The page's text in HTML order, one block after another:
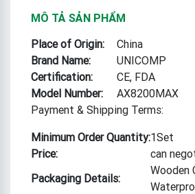
MÔ TẢ SẢN PHẨM
Place of Origin:
China
Brand Name:
UNICOMP
Certification:
CE, FDA
Model Number:
AX8200MAX
Payment & Shipping Terms:
Minimum Order Quantity:1Set
Price:
can
Packaging Details:
Wooden